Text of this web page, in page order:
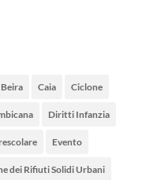
Beira Caia Ciclone
Diritti Infanzia
Evento
dei Rifiuti Solidi Urbani